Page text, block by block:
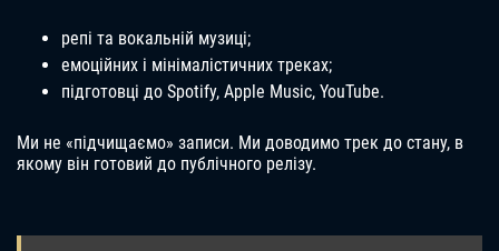
репі та вокальній музиці;
емоційних і мінімалістичних треках;
підготовці до Spotify, Apple Music, YouTube.
Ми не «підчищаємо» записи. Ми доводимо трек до стану, в
якому він готовий до публічного релізу.